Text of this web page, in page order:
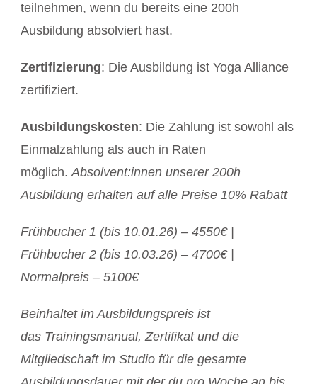
teilnehmen, wenn du bereits eine 200h
Ausbildung absolviert hast.
Zertifizierung: Die Ausbildung ist Yoga Alliance
zertifiziert.
Ausbildungskosten: Die Zahlung ist sowohl als
Einmalzahlung als auch in Raten
möglich.Absolvent:innen unserer 200h
Ausbildung erhalten auf alle Preise 10% Rabatt
Frühbucher 1 (bis 10.01.26) – 4550€ |
Frühbucher 2 (bis 10.03.26) – 4700€ |
Normalpreis – 5100€
Beinhaltet im Ausbildungspreis ist
das Trainingsmanual, Zertifikat und die
Mitgliedschaft im Studio für die gesamte